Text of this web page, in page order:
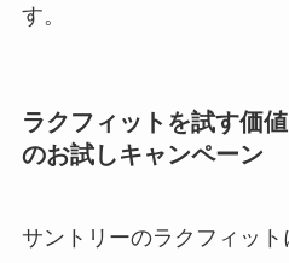
す。
ラクフィットを試す価
のお試しキャンペーン
サントリーのラクフィッ